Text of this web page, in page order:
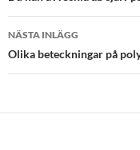
NÄSTA INLÄGG
Olika beteckningar på